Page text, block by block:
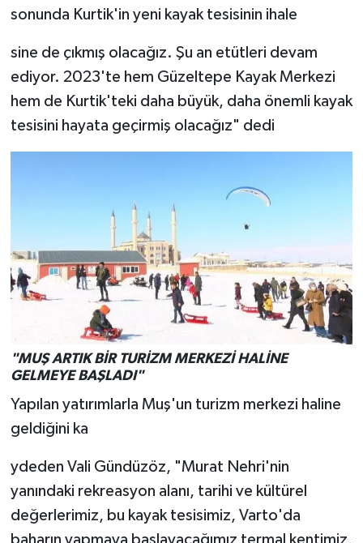
sonunda Kurtik'in yeni kayak tesisinin ihale
sine de çıkmış olacağız. Şu an etütleri devam
ediyor. 2023'te hem Güzeltepe Kayak Merkezi
hem de Kurtik'teki daha büyük, daha önemli kayak
tesisini hayata geçirmiş olacağız" dedi
"MUŞ ARTIK BİR TURİZM MERKEZİ HALİNE
GELMEYE BAŞLADI"
Yapılan yatırımlarla Muş'un turizm merkezi haline
geldiğini ka
ydeden Vali Gündüzöz, "Murat Nehri'nin
yanındaki rekreasyon alanı, tarihi ve kültürel
değerlerimiz, bu kayak tesisimiz, Varto'da
baharın yapmaya başlayacağımız termal kentimiz,